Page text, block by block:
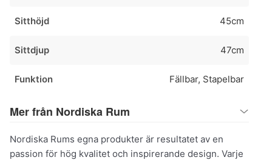
Sitthöjd 45cm
Sittdjup 47cm
Funktion Fällbar, Stapelbar
Mer från Nordiska Rum
Nordiska Rums egna produkter är resultatet av en
passion för hög kvalitet och inspirerande design. Varje